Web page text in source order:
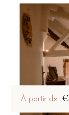
À partir de